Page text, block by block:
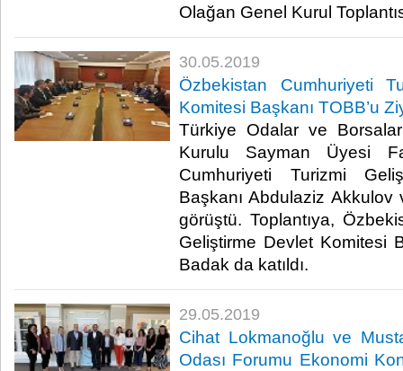
Olağan Genel Kurul
30.05.2019
Özbekistan Cumhuriyeti
Komitesi Başkanı TOBB’u
Türkiye Odalar ve
Kurulu Sayman Üyesi
Cumhuriyeti Turizmi
Başkanı Abdulaziz
görüştü. Toplantıya,
Geliştirme Devlet Komitesi
Badak da katıldı.​
29.05.2019
Cihat Lokmanoğlu ve
Odası Forumu Ekonomi